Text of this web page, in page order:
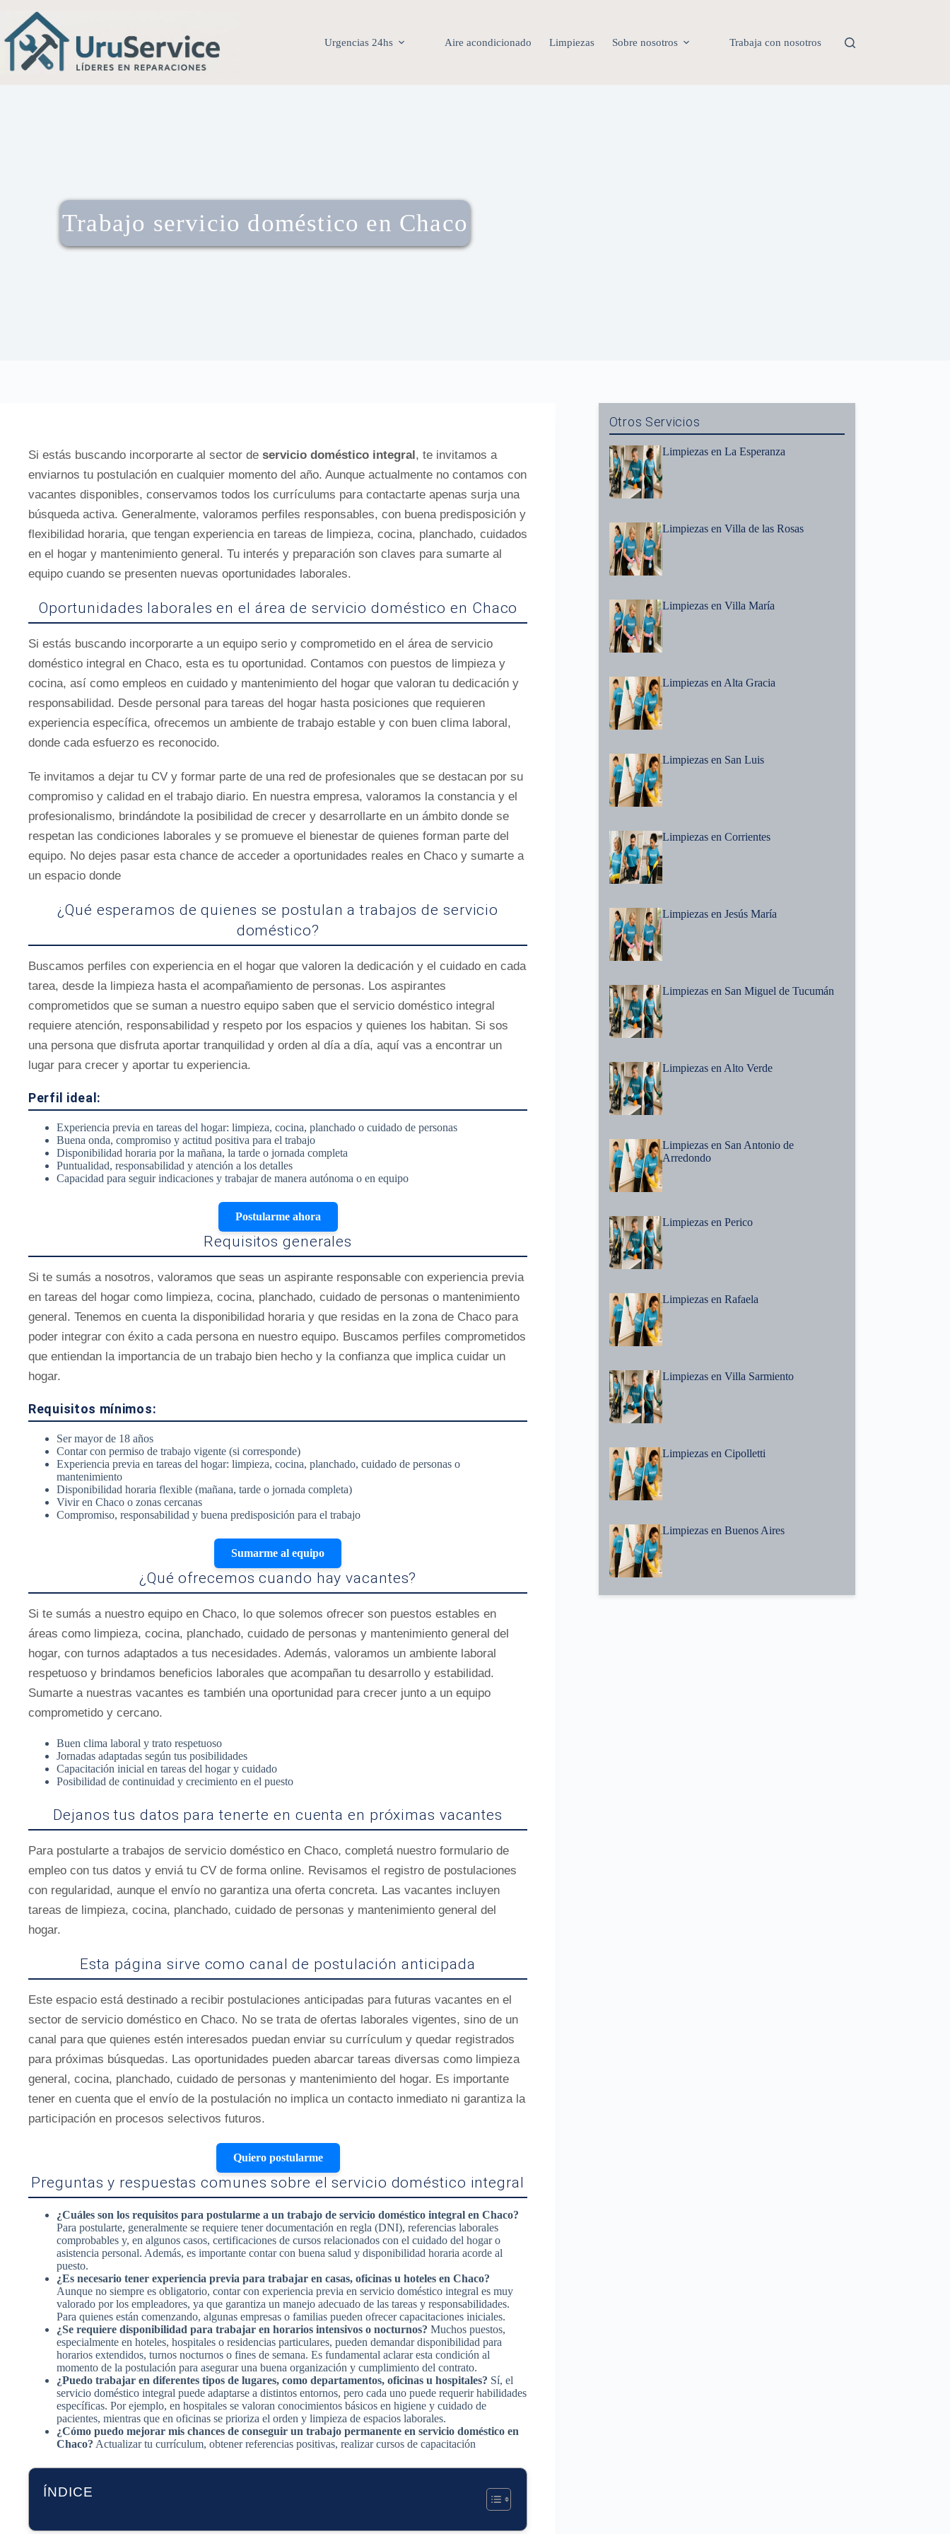
Urgencias 24hs Aire acondicionado Limpiezas Sobre nosotros Trabaja con nosotros
Trabajo servicio doméstico en Chaco
Si estás buscando incorporarte al sector de servicio doméstico integral, te invitamos a
enviarnos tu postulación en cualquier momento del año. Aunque actualmente no contamos con
vacantes disponibles, conservamos todos los currículums para contactarte apenas surja una
búsqueda activa. Generalmente, valoramos perfiles responsables, con buena predisposición y
flexibilidad horaria, que tengan experiencia en tareas de limpieza, cocina, planchado, cuidados
en el hogar y mantenimiento general. Tu interés y preparación son claves para sumarte al
equipo cuando se presenten nuevas oportunidades laborales.
Oportunidades laborales en el área de servicio doméstico en Chaco
Si estás buscando incorporarte a un equipo serio y comprometido en el área de servicio
doméstico integral en Chaco, esta es tu oportunidad. Contamos con puestos de limpieza y
cocina, así como empleos en cuidado y mantenimiento del hogar que valoran tu dedicación y
responsabilidad. Desde personal para tareas del hogar hasta posiciones que requieren
experiencia específica, ofrecemos un ambiente de trabajo estable y con buen clima laboral,
donde cada esfuerzo es reconocido.
Te invitamos a dejar tu CV y formar parte de una red de profesionales que se destacan por su
compromiso y calidad en el trabajo diario. En nuestra empresa, valoramos la constancia y el
profesionalismo, brindándote la posibilidad de crecer y desarrollarte en un ámbito donde se
respetan las condiciones laborales y se promueve el bienestar de quienes forman parte del
equipo. No dejes pasar esta chance de acceder a oportunidades reales en Chaco y sumarte a
un espacio donde
¿Qué esperamos de quienes se postulan a trabajos de servicio
doméstico?
Buscamos perfiles con experiencia en el hogar que valoren la dedicación y el cuidado en cada
tarea, desde la limpieza hasta el acompañamiento de personas. Los aspirantes
comprometidos que se suman a nuestro equipo saben que el servicio doméstico integral
requiere atención, responsabilidad y respeto por los espacios y quienes los habitan. Si sos
una persona que disfruta aportar tranquilidad y orden al día a día, aquí vas a encontrar un
lugar para crecer y aportar tu experiencia.
Perfil ideal:
Experiencia previa en tareas del hogar: limpieza, cocina, planchado o cuidado de personas
Buena onda, compromiso y actitud positiva para el trabajo
Disponibilidad horaria por la mañana, la tarde o jornada completa
Puntualidad, responsabilidad y atención a los detalles
Capacidad para seguir indicaciones y trabajar de manera autónoma o en equipo
Postularme ahora
Requisitos generales
Si te sumás a nosotros, valoramos que seas un aspirante responsable con experiencia previa
en tareas del hogar como limpieza, cocina, planchado, cuidado de personas o mantenimiento
general. Tenemos en cuenta la disponibilidad horaria y que residas en la zona de Chaco para
poder integrar con éxito a cada persona en nuestro equipo. Buscamos perfiles comprometidos
que entiendan la importancia de un trabajo bien hecho y la confianza que implica cuidar un
hogar.
Requisitos mínimos:
Ser mayor de 18 años
Contar con permiso de trabajo vigente (si corresponde)
Experiencia previa en tareas del hogar: limpieza, cocina, planchado, cuidado de personas o
mantenimiento
Disponibilidad horaria flexible (mañana, tarde o jornada completa)
Vivir en Chaco o zonas cercanas
Compromiso, responsabilidad y buena predisposición para el trabajo
Sumarme al equipo
¿Qué ofrecemos cuando hay vacantes?
Si te sumás a nuestro equipo en Chaco, lo que solemos ofrecer son puestos estables en
áreas como limpieza, cocina, planchado, cuidado de personas y mantenimiento general del
hogar, con turnos adaptados a tus necesidades. Además, valoramos un ambiente laboral
respetuoso y brindamos beneficios laborales que acompañan tu desarrollo y estabilidad.
Sumarte a nuestras vacantes es también una oportunidad para crecer junto a un equipo
comprometido y cercano.
Buen clima laboral y trato respetuoso
Jornadas adaptadas según tus posibilidades
Capacitación inicial en tareas del hogar y cuidado
Posibilidad de continuidad y crecimiento en el puesto
Dejanos tus datos para tenerte en cuenta en próximas vacantes
Para postularte a trabajos de servicio doméstico en Chaco, completá nuestro formulario de
empleo con tus datos y enviá tu CV de forma online. Revisamos el registro de postulaciones
con regularidad, aunque el envío no garantiza una oferta concreta. Las vacantes incluyen
tareas de limpieza, cocina, planchado, cuidado de personas y mantenimiento general del
hogar.
Esta página sirve como canal de postulación anticipada
Este espacio está destinado a recibir postulaciones anticipadas para futuras vacantes en el
sector de servicio doméstico en Chaco. No se trata de ofertas laborales vigentes, sino de un
canal para que quienes estén interesados puedan enviar su currículum y quedar registrados
para próximas búsquedas. Las oportunidades pueden abarcar tareas diversas como limpieza
general, cocina, planchado, cuidado de personas y mantenimiento del hogar. Es importante
tener en cuenta que el envío de la postulación no implica un contacto inmediato ni garantiza la
participación en procesos selectivos futuros.
Quiero postularme
Preguntas y respuestas comunes sobre el servicio doméstico integral
¿Cuáles son los requisitos para postularme a un trabajo de servicio doméstico integral en Chaco?
Para postularte, generalmente se requiere tener documentación en regla (DNI), referencias laborales
comprobables y, en algunos casos, certificaciones de cursos relacionados con el cuidado del hogar o
asistencia personal. Además, es importante contar con buena salud y disponibilidad horaria acorde al
puesto.
¿Es necesario tener experiencia previa para trabajar en casas, oficinas u hoteles en Chaco?
Aunque no siempre es obligatorio, contar con experiencia previa en servicio doméstico integral es muy
valorado por los empleadores, ya que garantiza un manejo adecuado de las tareas y responsabilidades.
Para quienes están comenzando, algunas empresas o familias pueden ofrecer capacitaciones iniciales.
¿Se requiere disponibilidad para trabajar en horarios intensivos o nocturnos? Muchos puestos,
especialmente en hoteles, hospitales o residencias particulares, pueden demandar disponibilidad para
horarios extendidos, turnos nocturnos o fines de semana. Es fundamental aclarar esta condición al
momento de la postulación para asegurar una buena organización y cumplimiento del contrato.
¿Puedo trabajar en diferentes tipos de lugares, como departamentos, oficinas u hospitales? Sí, el
servicio doméstico integral puede adaptarse a distintos entornos, pero cada uno puede requerir habilidades
específicas. Por ejemplo, en hospitales se valoran conocimientos básicos en higiene y cuidado de
pacientes, mientras que en oficinas se prioriza el orden y limpieza de espacios laborales.
¿Cómo puedo mejorar mis chances de conseguir un trabajo permanente en servicio doméstico en
Chaco? Actualizar tu currículum, obtener referencias positivas, realizar cursos de capacitación
ÍNDICE
Otros Servicios
Limpiezas en La Esperanza
Limpiezas en Villa de las Rosas
Limpiezas en Villa María
Limpiezas en Alta Gracia
Limpiezas en San Luis
Limpiezas en Corrientes
Limpiezas en Jesús María
Limpiezas en San Miguel de Tucumán
Limpiezas en Alto Verde
Limpiezas en San Antonio de
Arredondo
Limpiezas en Perico
Limpiezas en Rafaela
Limpiezas en Villa Sarmiento
Limpiezas en Cipolletti
Limpiezas en Buenos Aires